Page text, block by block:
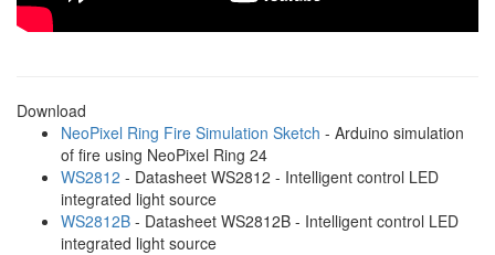
Download
NeoPixel Ring Fire Simulation Sketch - Arduino simulation
of fire using NeoPixel Ring 24
WS2812 - Datasheet WS2812 - Intelligent control LED
integrated light source
WS2812B - Datasheet WS2812B - Intelligent control LED
integrated light source